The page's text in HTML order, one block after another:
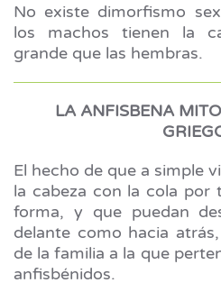
No existe dimorfismo
los machos tienen la
grande que las hembras.
LA ANFISBENA
El hecho de que a simple
la cabeza con la cola por
forma, y que puedan
delante como hacia
de la familia a la que
anfisbénidos.